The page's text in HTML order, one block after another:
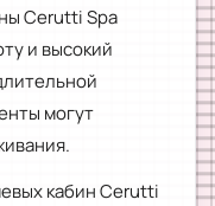
Cerutti Spa
и высокий
могут
кабин Cerutti